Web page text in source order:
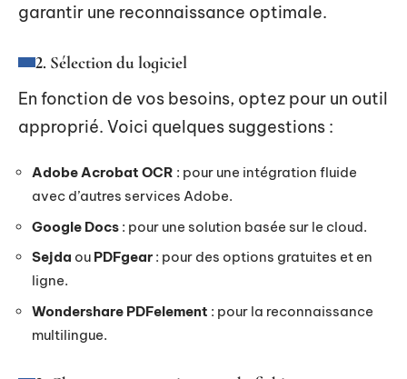
garantir une reconnaissance optimale.
2. Sélection du logiciel
En fonction de vos besoins, optez pour un outil
approprié. Voici quelques suggestions :
Adobe Acrobat OCR : pour une intégration fluide
avec d’autres services Adobe.
Google Docs : pour une solution basée sur le cloud.
Sejda ou PDFgear : pour des options gratuites et en
ligne.
Wondershare PDFelement : pour la reconnaissance
multilingue.